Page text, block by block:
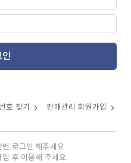
호 찾기 판매관리 회원가입
로그인 해주세요.
후 이용해 주세요.